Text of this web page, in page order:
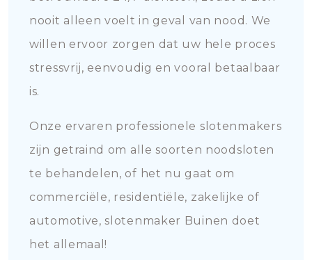
nooit alleen voelt in geval van nood. We
willen ervoor zorgen dat uw hele proces
stressvrij, eenvoudig en vooral betaalbaar
is.
Onze ervaren professionele slotenmakers
zijn getraind om alle soorten noodsloten
te behandelen, of het nu gaat om
commerciële, residentiële, zakelijke of
automotive, slotenmaker Buinen doet
het allemaal!